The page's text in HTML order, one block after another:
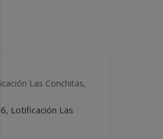
Las Conchitas,
Lotificación Las